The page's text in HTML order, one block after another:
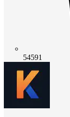
54591